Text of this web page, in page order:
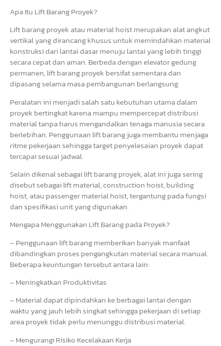
Apa Itu Lift Barang Proyek?
Lift barang proyek atau material hoist merupakan alat angkut
vertikal yang dirancang khusus untuk memindahkan material
konstruksi dari lantai dasar menuju lantai yang lebih tinggi
secara cepat dan aman. Berbeda dengan elevator gedung
permanen, lift barang proyek bersifat sementara dan
dipasang selama masa pembangunan berlangsung.
Peralatan ini menjadi salah satu kebutuhan utama dalam
proyek bertingkat karena mampu mempercepat distribusi
material tanpa harus mengandalkan tenaga manusia secara
berlebihan. Penggunaan lift barang juga membantu menjaga
ritme pekerjaan sehingga target penyelesaian proyek dapat
tercapai sesuai jadwal.
Selain dikenal sebagai lift barang proyek, alat ini juga sering
disebut sebagai lift material, construction hoist, building
hoist, atau passenger material hoist, tergantung pada fungsi
dan spesifikasi unit yang digunakan.
Mengapa Menggunakan Lift Barang pada Proyek?
– Penggunaan lift barang memberikan banyak manfaat
dibandingkan proses pengangkutan material secara manual.
Beberapa keuntungan tersebut antara lain:
– Meningkatkan Produktivitas
– Material dapat dipindahkan ke berbagai lantai dengan
waktu yang jauh lebih singkat sehingga pekerjaan di setiap
area proyek tidak perlu menunggu distribusi material.
– Mengurangi Risiko Kecelakaan Kerja